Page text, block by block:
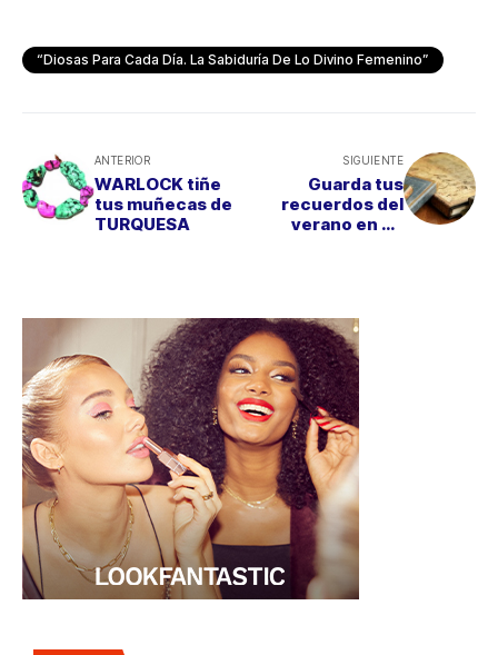
“Diosas Para Cada Día. La Sabiduría De Lo Divino Femenino”
ANTERIOR
WARLOCK tiñe
tus muñecas de
TURQUESA
SIGUIENTE
Guarda tus
recuerdos del
verano en un